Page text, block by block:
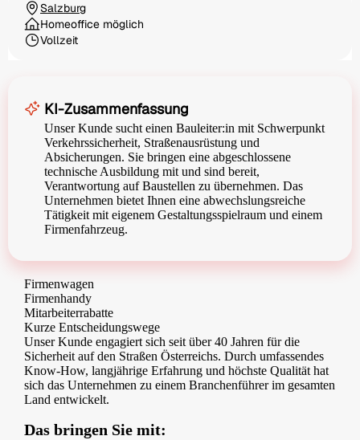
Ortschaft
Salzburg
Homeoffice möglich
Beschäftigungsart
Vollzeit
KI-Zusammenfassung
Unser Kunde sucht einen Bauleiter:in mit Schwerpunkt
Verkehrssicherheit, Straßenausrüstung und
Absicherungen. Sie bringen eine abgeschlossene
technische Ausbildung mit und sind bereit,
Verantwortung auf Baustellen zu übernehmen. Das
Unternehmen bietet Ihnen eine abwechslungsreiche
Tätigkeit mit eigenem Gestaltungsspielraum und einem
Firmenfahrzeug.
Firmenwagen
Firmenhandy
Mitarbeiterrabatte
Kurze Entscheidungswege
Unser Kunde engagiert sich seit über 40 Jahren für die
Sicherheit auf den Straßen Österreichs. Durch umfassendes
Know-How, langjährige Erfahrung und höchste Qualität hat
sich das Unternehmen zu einem Branchenführer im gesamten
Land entwickelt.
Das bringen Sie mit: